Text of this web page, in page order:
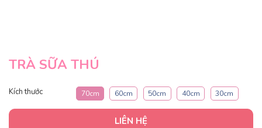
TRÀ SỮA THÚ
Kích thước 70cm 60cm 50cm 40cm 30cm
LIÊN HỆ